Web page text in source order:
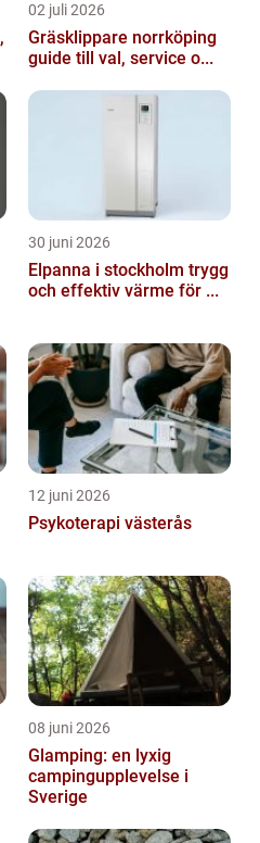
02 juli 2026
Gräsklippare norrköping
guide till val, service o...
30 juni 2026
Elpanna i stockholm trygg
och effektiv värme för ...
12 juni 2026
Psykoterapi västerås
08 juni 2026
Glamping: en lyxig
campingupplevelse i
Sverige